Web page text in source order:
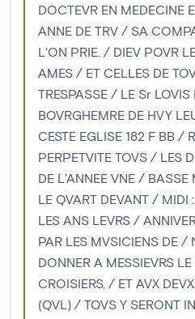
DOCTEVR EN MEDECINE
ANNE DE TRV / SA
L'ON PRIE. / DIEV POVR
AMES / ET CELLES DE
TRESPASSE / LE Sr
BOVRGHEMRE DE HVY
CESTE EGLISE 182 F BB /
PERPETVITE TOVS / LES
DE L'ANNEE VNE / BASSE
LE QVART DEVANT / MIDI
LES ANS LEVRS /
PAR LES MVSICIENS DE /
DONNER A MESSIEVRS
CROISIERS, / ET AVX
(QVL) / TOVS Y SERONT